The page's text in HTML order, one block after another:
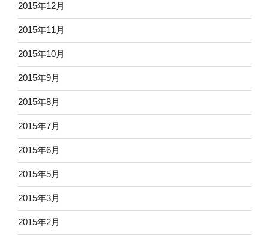
2015年12月
2015年11月
2015年10月
2015年9月
2015年8月
2015年7月
2015年6月
2015年5月
2015年3月
2015年2月